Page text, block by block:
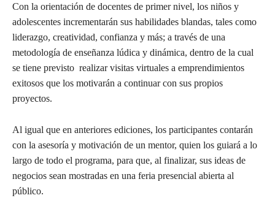
Con la orientación de docentes de primer nivel, los niños y
adolescentes incrementarán sus habilidades blandas, tales como
liderazgo, creatividad, confianza y más; a través de una
metodología de enseñanza lúdica y dinámica, dentro de la cual
se tiene previsto realizar visitas virtuales a emprendimientos
exitosos que los motivarán a continuar con sus propios
proyectos.
Al igual que en anteriores ediciones, los participantes contarán
con la asesoría y motivación de un mentor, quien los guiará a lo
largo de todo el programa, para que, al finalizar, sus ideas de
negocios sean mostradas en una feria presencial abierta al
público.